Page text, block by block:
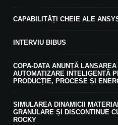
CAPABILITĂȚI CHEIE ALE
INTERVIU BIBUS
COPA-DATA ANUNȚĂ
AUTOMATIZARE INTELIGENTĂ
PRODUCȚIE, PROCESE ȘI
SIMULAREA DINAMICII
GRANULARE ȘI DISCONTINUE
ROCKY